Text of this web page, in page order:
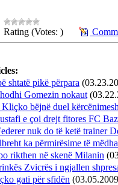
Rating (Votes: )
shtatë pikë përpara
Gomezin nokaut
Kliçko bëjnë duel
e çoi drejt fitores FC
nuk do të ketë trainer
ka përmirësime të
rikthen në skenë Milanin
Zvicrës i ngjallen
gati për sfidën